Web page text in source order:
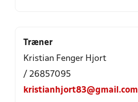
Træner
Kristian Fenger Hjort
/ 26857095
kristianhjort83@gmail.com